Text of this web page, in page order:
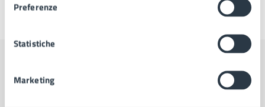
Preferenze
Statistiche
Marketing